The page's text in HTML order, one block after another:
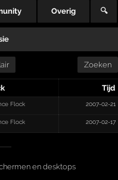
Overig 🔍
Zoeken
Tijd
Flock 2007-02-21
Flock 2007-02-17
en desktops